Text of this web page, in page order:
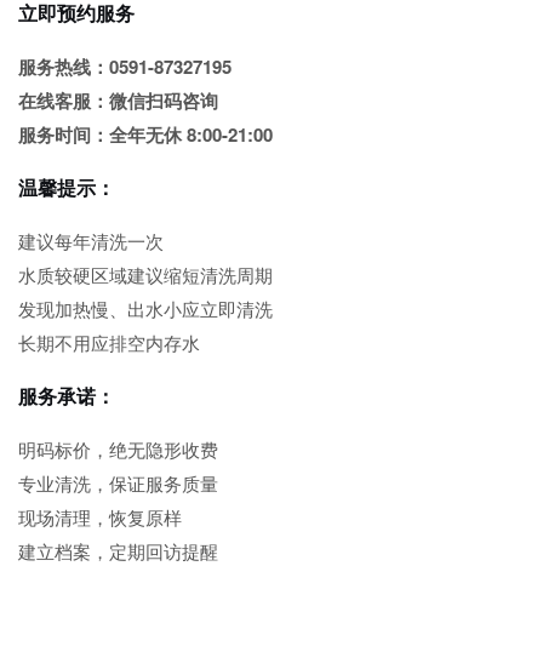
立即预约服务
服务热线：0591-87327195
在线客服：微信扫码咨询
服务时间：全年无休 8:00-21:00
温馨提示：
建议每年清洗一次
水质较硬区域建议缩短清洗周期
发现加热慢、出水小应立即清洗
长期不用应排空内存水
服务承诺：
明码标价，绝无隐形收费
专业清洗，保证服务质量
现场清理，恢复原样
建立档案，定期回访提醒